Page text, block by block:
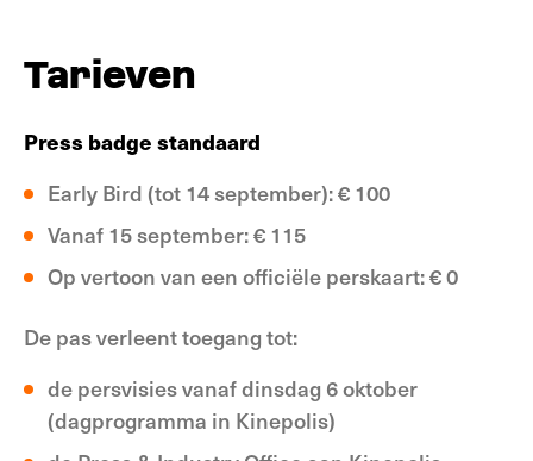
Tarieven
Press badge standaard
Early Bird (tot 14 september): € 100
Vanaf 15 september: € 115
Op vertoon van een officiële perskaart: € 0
De pas verleent toegang tot:
de persvisies vanaf dinsdag 6 oktober
(dagprogramma in Kinepolis)